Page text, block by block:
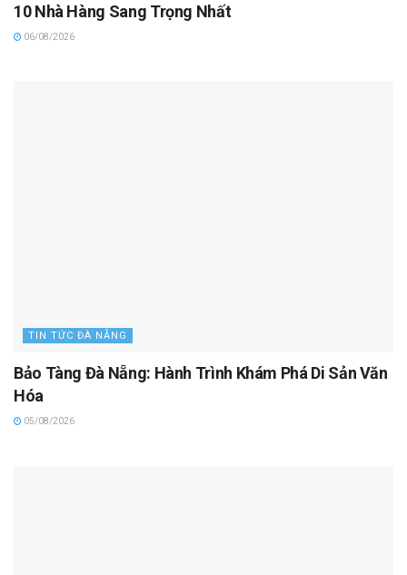
10 Nhà Hàng Sang Trọng Nhất
06/08/2026
TIN TỨC ĐÀ NẴNG
Bảo Tàng Đà Nẵng: Hành Trình Khám Phá Di Sản Văn
Hóa
05/08/2026